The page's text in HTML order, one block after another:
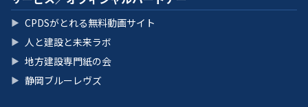
▶ CPDSがとれる無料動画サイト
▶ 人と建設と未来ラボ
▶ 地方建設専門紙の会
▶ 静岡ブルーレヴズ